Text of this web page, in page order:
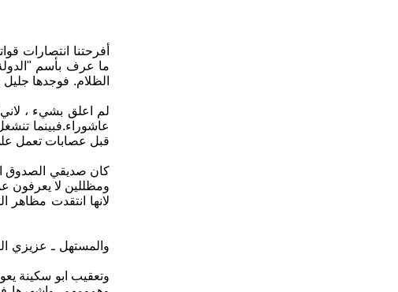
أفرحتنا انتصارات
ما عرف بأسم
الظلام. فوجدها
لم اعلق بشيء ،
عاشوراء.فبينما
قبل عصابات تعمل
كان صديقي الصدوق
ومظللين لا يعرفون
لانها انتقدت
والمستهل ـ عزيزي
وتعقيب ابو سكينة